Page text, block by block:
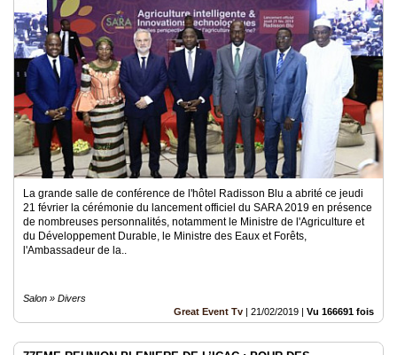
La grande salle de conférence de l'hôtel Radisson Blu a abrité ce jeudi
21 février la cérémonie du lancement officiel du SARA 2019 en présence
de nombreuses personnalités, notamment le Ministre de l'Agriculture et
du Développement Durable, le Ministre des Eaux et Forêts,
l'Ambassadeur de la..
Salon » Divers
Great Event Tv | 21/02/2019 | Vu 166691 fois